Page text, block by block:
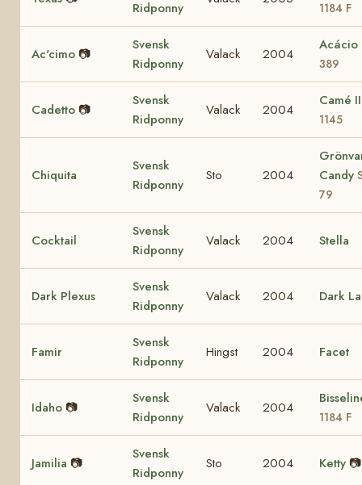
Ridponny 1184 F
Ac'cimo 📷
Svensk
Ridponny
Valack 2004
Acácio
389
Cadetto 📷
Svensk
Ridponny
Valack 2004
Camé
1145
Chiquita
Svensk
Ridponny
Sto 2004
Candy
79
Cocktail
Svensk
Ridponny
Valack 2004 Stella
Dark Plexus
Svensk
Ridponny
Valack 2004 Dark
Famir
Svensk
Ridponny
Hingst 2004 Facet
Idaho 📷
Svensk
Ridponny
Valack 2004
1184 F
Jamilia 📷
Svensk
Ridponny
Sto 2004 Ketty 📷